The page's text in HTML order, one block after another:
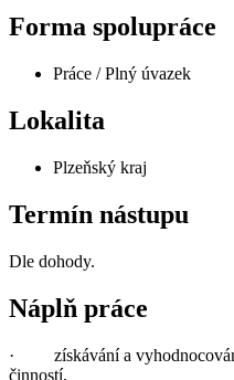
Forma spolupráce
Práce / Plný úvazek
Lokalita
Plzeňský kraj
Termín nástupu
Dle dohody.
Náplň práce
· získávání a vyhodnocování
činností,